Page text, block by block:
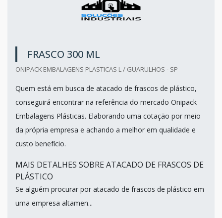
FRASCO 300 ML
ONIPACK EMBALAGENS PLASTICAS L / GUARULHOS - SP
Quem está em busca de atacado de frascos de plástico,
conseguirá encontrar na referência do mercado Onipack
Embalagens Plásticas. Elaborando uma cotação por meio
da própria empresa e achando a melhor em qualidade e
custo benefício.
MAIS DETALHES SOBRE ATACADO DE FRASCOS DE
PLÁSTICO
Se alguém procurar por atacado de frascos de plástico em
uma empresa altamen...